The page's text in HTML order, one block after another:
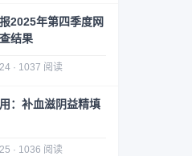
2025年第四季度网
结果
· 1037 阅读
：补血滋阴益精填
· 1036 阅读